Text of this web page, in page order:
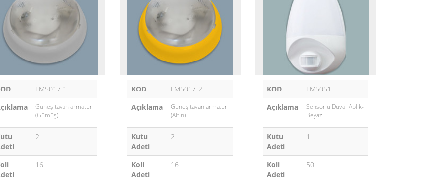
LM5017-1
Güneş tavan armatür
(Gümüş)
2
16
KOD
LM5017-2
Açıklama
Güneş tavan armatür
(Altın)
Kutu
Adeti
2
Koli
Adeti
16
KOD
LM5051
Açıklama
Sensörlü Duvar Aplik-
Beyaz
Kutu
Adeti
1
Koli
Adeti
50